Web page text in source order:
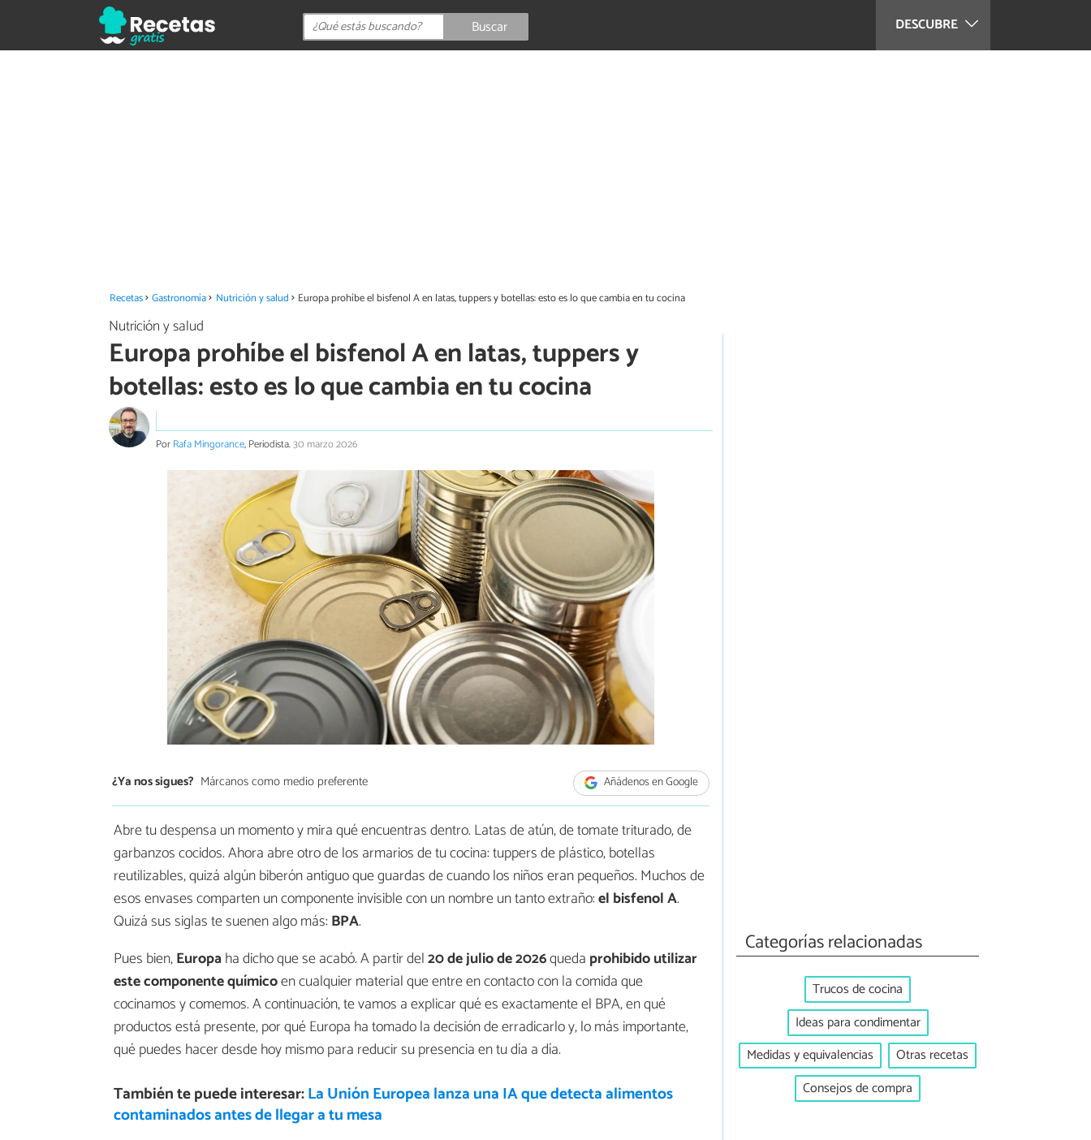
DESCUBRE
Buscar
Recetas Gastronomía Nutrición y salud Europa prohíbe el bisfenol A en latas, tuppers y botellas: esto es lo que cambia en tu cocina
Nutrición y salud
Europa prohíbe el bisfenol A en latas, tuppers y
botellas: esto es lo que cambia en tu cocina
PorRafa Mingorance, Periodista.30 marzo 2026
¿Ya nos sigues? Márcanos como medio preferente Añádenos en Google
Abre tu despensa un momento y mira qué encuentras dentro. Latas de atún, de tomate triturado, de
garbanzos cocidos. Ahora abre otro de los armarios de tu cocina: tuppers de plástico, botellas
reutilizables, quizá algún biberón antiguo que guardas de cuando los niños eran pequeños. Muchos de
esos envases comparten un componente invisible con un nombre un tanto extraño:el bisfenol A.
Quizá sus siglas te suenen algo más:BPA.
Pues bien,Europaha dicho que se acabó. A partir del20 de julio de 2026queda prohibido utilizar
este componente químicoen cualquier material que entre en contacto con la comida que
cocinamos y comemos. A continuación, te vamos a explicar qué es exactamente el BPA, en qué
productos está presente, por qué Europa ha tomado la decisión de erradicarlo y, lo más importante,
qué puedes hacer desde hoy mismo para reducir su presencia en tu día a día.
También te puede interesar:La Unión Europea lanza una IA que detecta alimentos
contaminados antes de llegar a tu mesa
Categorías relacionadas
Trucos de cocina
Ideas para condimentar
Medidas y equivalencias
Otras recetas
Consejos de compra